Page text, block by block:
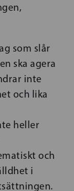
som slår
ska agera
inte
och lika
heller
och
i